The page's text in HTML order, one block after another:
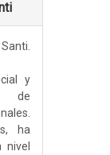
y
de
ha